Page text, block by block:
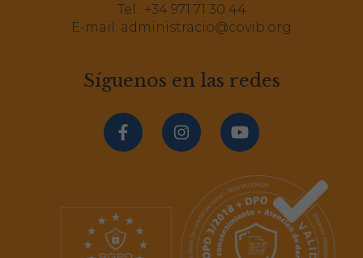
Tel.: +34 971 71 30 44
E-mail: administracio@covib.org
Síguenos en las redes